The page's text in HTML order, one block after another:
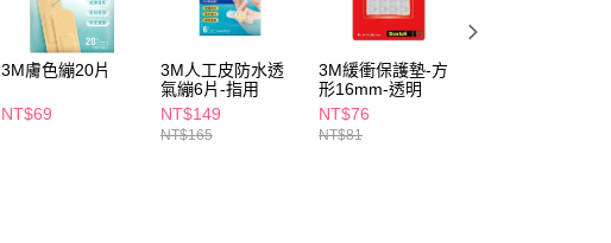
２．關於個人資料處理事宜，請瀏覽以下網址：
https://aftee.tw/terms/#terms3
３．未成年的使用者請事先徵得法定代理人或監護人之同意方可使用
「AFTEE先享後付」，若未經同意申辦者引起之損失，本公司不負相關責
４．使用「AFTEE先享後付」時，將依據個別帳號之用戶狀況，依本公司
即時審查核予不同之上限額度；若仍有額度不足之情形，本公司將視審查
付款後7-11取貨
每筆NT$65，滿NT$490(含以上)免運費
每筆NT$100，滿NT$790(含以上)免運費
3M膚色繃20片
NT$69
3M人工皮防水透
氣繃6片-指用
NT$149
NT$165
3M緩衝保護墊-方
形16mm-透明
NT$76
NT$81